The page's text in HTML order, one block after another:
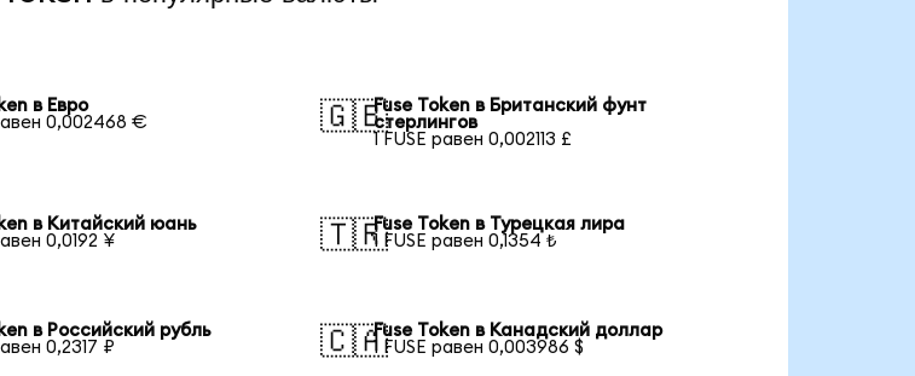
в Евро
0,002468 €
🇬🇧Fuse Token в Британский фунт
стерлингов
1 FUSE равен 0,002113 £
в Китайский юань
0,0192 ¥
🇹🇷Fuse Token в Турецкая лира
1 FUSE равен 0,1354 ₺
в Российский рубль
0,2317 ₽
🇨🇦Fuse Token в Канадский доллар
1 FUSE равен 0,003986 $